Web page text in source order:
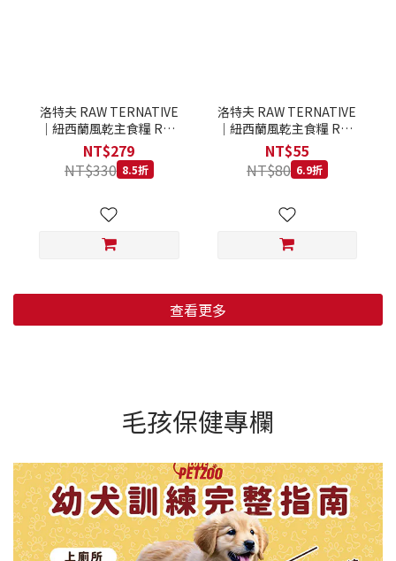
洛特夫 RAW TERNATIVE
｜紐西蘭風乾主食糧 RT3
羊肉 142g｜風乾主食糧 羊
肉 全齡犬 狗飼料
NT$279
NT$330 8.5折
洛特夫 RAW TERNATIVE
｜紐西蘭風乾主食糧 RT1
牛肉 25g｜風乾主食糧 牛
肉 全齡犬 狗飼料
NT$55
NT$80 6.9折
查看更多
毛孩保健專欄